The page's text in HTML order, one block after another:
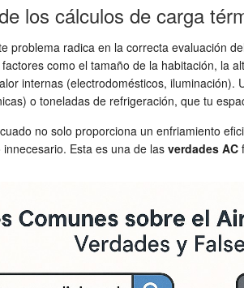
los cálculos de carga
problema radica en la correcta evaluación
como el tamaño de la habitación, la
internas (electrodomésticos,
o toneladas de refrigeración, que tu
no solo proporciona un enfriamiento
Esta es una de lasverdades AC